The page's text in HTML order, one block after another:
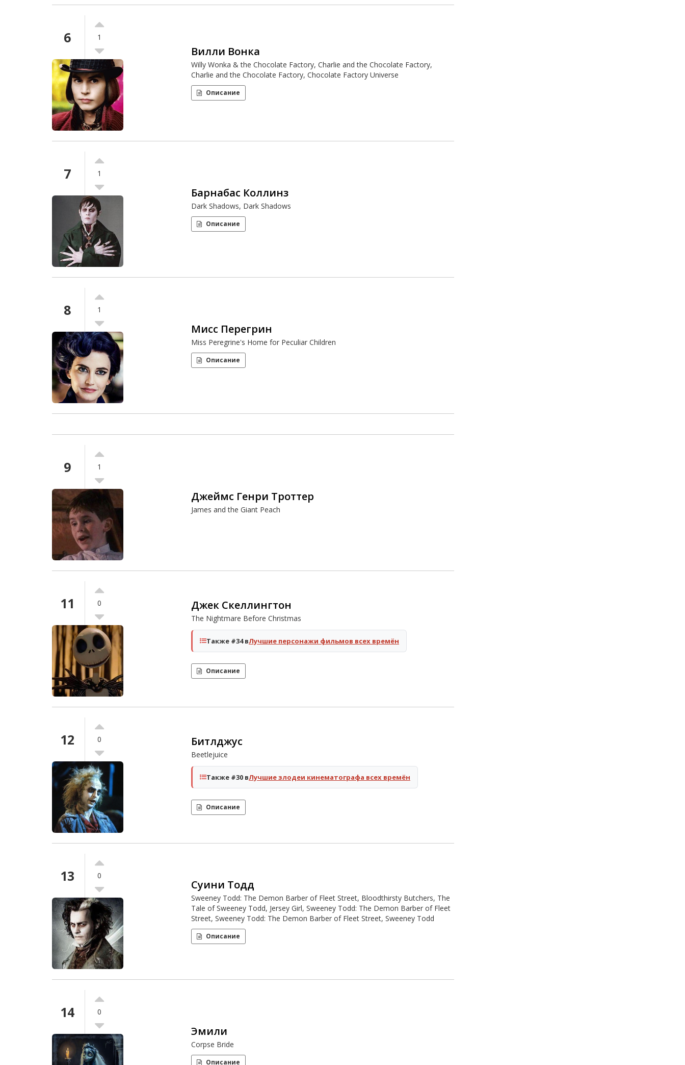
6 1
Вилли Вонка
Willy Wonka & the Chocolate Factory, Charlie and the Chocolate Factory,
Charlie and the Chocolate Factory, Chocolate Factory Universe
Описание
7 1
Барнабас Коллинз
Dark Shadows, Dark Shadows
Описание
8 1
Мисс Перегрин
Miss Peregrine's Home for Peculiar Children
Описание
9 1
Джеймс Генри Троттер
James and the Giant Peach
11 0 Джек Скеллингтон
The Nightmare Before Christmas
Также #34 вЛучшие персонажи фильмов всех времён
Описание
12 0 Битлджус
Beetlejuice
Также #30 вЛучшие злодеи кинематографа всех времён
Описание
13 0
Суини Тодд
Sweeney Todd: The Demon Barber of Fleet Street, Bloodthirsty Butchers, The
Tale of Sweeney Todd, Jersey Girl, Sweeney Todd: The Demon Barber of Fleet
Street, Sweeney Todd: The Demon Barber of Fleet Street, Sweeney Todd
Описание
14 0
Эмили
Corpse Bride
Описание